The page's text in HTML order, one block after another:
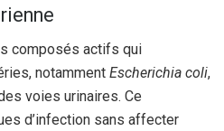
composés actifs qui
notamment Escherichia coli,
voies urinaires. Ce
d’infection sans affecter